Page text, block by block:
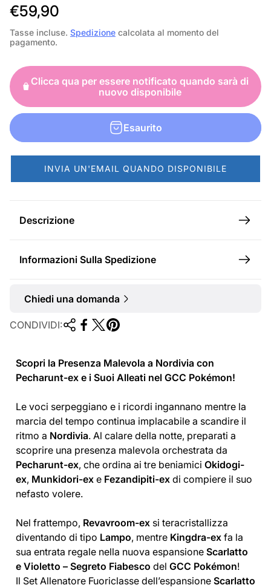
P
r
e
z
z
o
n
o
r
m
€59,90
Tasse incluse. Spedizione calcolata al momento del
pagamento.
Clicca qua per essere notificato quando sarà di
nuovo disponibile
Esaurito
INVIA UN'EMAIL QUANDO DISPONIBILE
Descrizione
Informazioni Sulla Spedizione
Chiedi una domanda
CONDIVIDI:
Scopri la Presenza Malevola a Nordivia con
Pecharunt-ex e i Suoi Alleati nel GCC Pokémon!
Le voci serpeggiano e i ricordi ingannano mentre la
marcia del tempo continua implacabile a scandire il
ritmo a Nordivia. Al calare della notte, preparati a
scoprire una presenza malevola orchestrata da
Pecharunt-ex, che ordina ai tre beniamici Okidogi-
ex, Munkidori-ex e Fezandipiti-ex di compiere il suo
nefasto volere.
Nel frattempo, Revavroom-ex si teracristallizza
diventando di tipo Lampo, mentre Kingdra-ex fa la
sua entrata regale nella nuova espansione Scarlatto
e Violetto – Segreto Fiabesco del GCC Pokémon!
Il Set Allenatore Fuoriclasse dell’espansione Scarlatto